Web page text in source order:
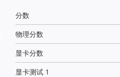
分数
物理分数
显卡分数
显卡测试 1